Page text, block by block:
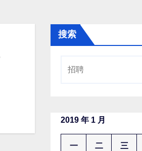
搜索
2019 年 1 月
一 二 三